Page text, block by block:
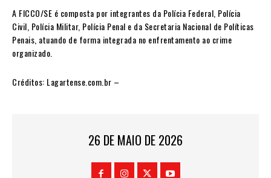
A FICCO/SE é composta por integrantes da Polícia Federal, Polícia
Civil, Polícia Militar, Polícia Penal e da Secretaria Nacional de Políticas
Penais, atuando de forma integrada no enfrentamento ao crime
organizado.
Créditos: Lagartense.com.br –
26 DE MAIO DE 2026